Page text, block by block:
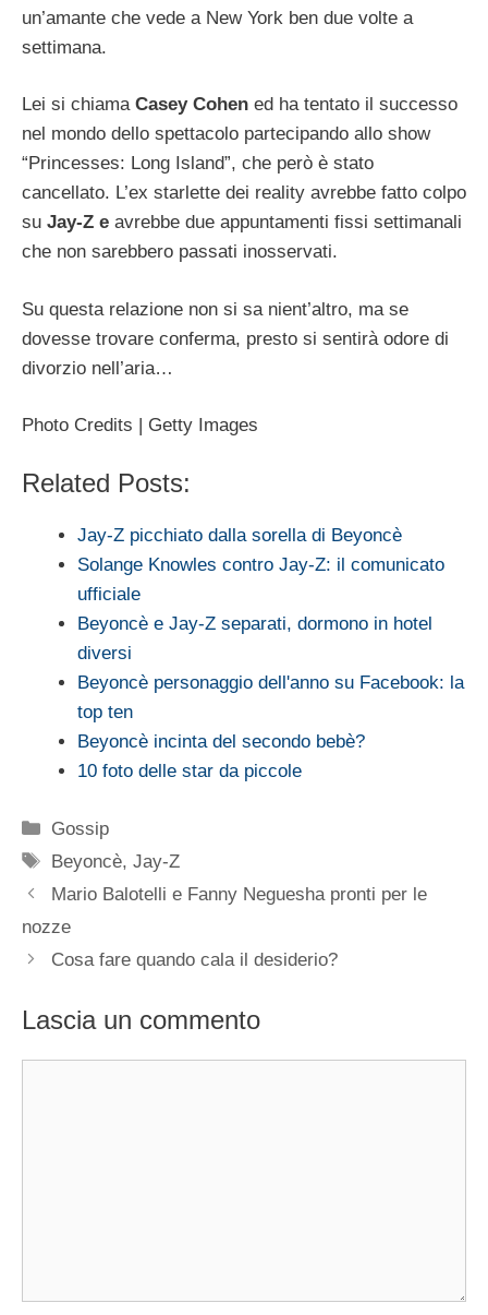
un’amante che vede a New York ben due volte a
settimana.
Lei si chiamaCasey Cohen ed ha tentato il successo
nel mondo dello spettacolo partecipando allo show
“Princesses: Long Island”, che però è stato
cancellato. L’ex starlette dei reality avrebbe fatto colpo
su Jay-Z e avrebbe due appuntamenti fissi settimanali
che non sarebbero passati inosservati.
Su questa relazione non si sa nient’altro, ma se
dovesse trovare conferma, presto si sentirà odore di
divorzio nell’aria…
Photo Credits | Getty Images
Related Posts:
Jay-Z picchiato dalla sorella di Beyoncè
Solange Knowles contro Jay-Z: il comunicato
ufficiale
Beyoncè e Jay-Z separati, dormono in hotel
diversi
Beyoncè personaggio dell'anno su Facebook: la
top ten
Beyoncè incinta del secondo bebè?
10 foto delle star da piccole
Categorie
Gossip
Tag
Beyoncè,Jay-Z
Mario Balotelli e Fanny Neguesha pronti per le
nozze
Cosa fare quando cala il desiderio?
Lascia un commento